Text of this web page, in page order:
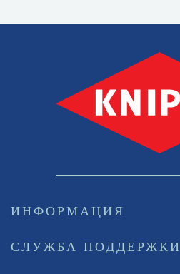
ИНФОРМАЦИЯ
СЛУЖБА ПОДДЕРЖКИ